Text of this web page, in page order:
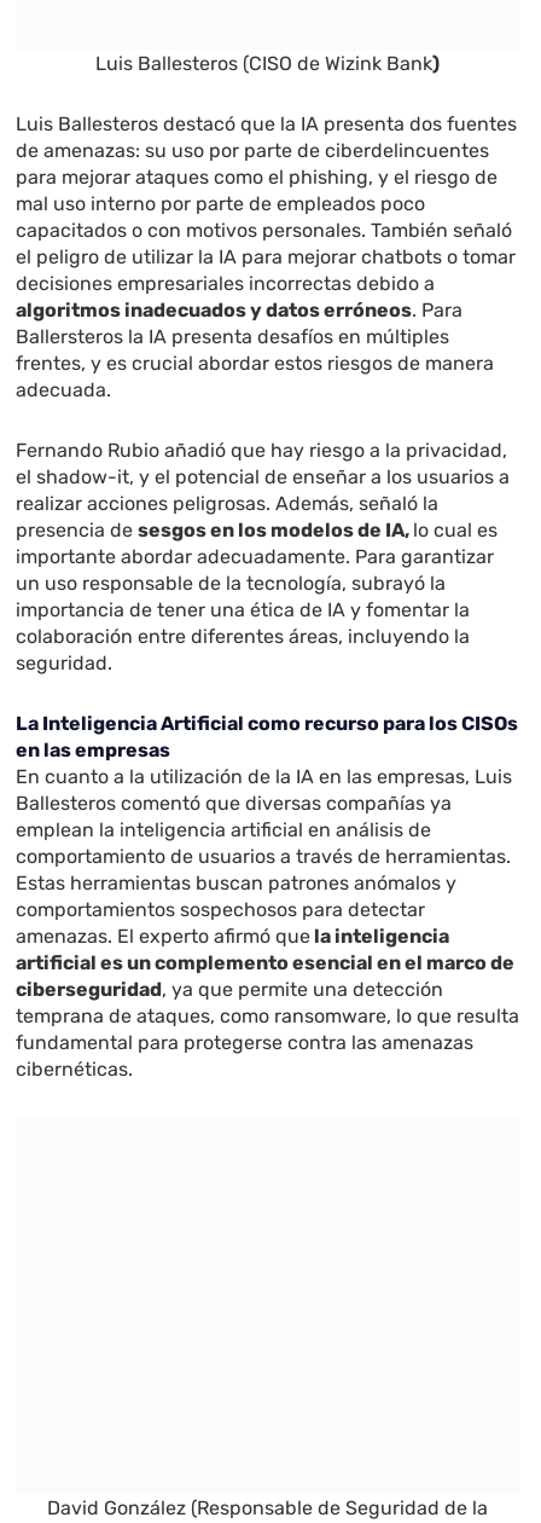
Luis Ballesteros (CISO de Wizink Bank)
Luis Ballesteros destacó que la IA presenta dos fuentes
de amenazas: su uso por parte de ciberdelincuentes
para mejorar ataques como el phishing, y el riesgo de
mal uso interno por parte de empleados poco
capacitados o con motivos personales. También señaló
el peligro de utilizar la IA para mejorar chatbots o tomar
decisiones empresariales incorrectas debido a
algoritmos inadecuados y datos erróneos. Para
Ballersteros la IA presenta desafíos en múltiples
frentes, y es crucial abordar estos riesgos de manera
adecuada.
Fernando Rubio añadió que hay riesgo a la privacidad,
el shadow-it, y el potencial de enseñar a los usuarios a
realizar acciones peligrosas. Además, señaló la
presencia desesgos en los modelos de IA, lo cual es
importante abordar adecuadamente. Para garantizar
un uso responsable de la tecnología, subrayó la
importancia de tener una ética de IA y fomentar la
colaboración entre diferentes áreas, incluyendo la
seguridad.
La Inteligencia Artificial como recurso para los CISOs
en las empresas
En cuanto a la utilización de la IA en las empresas, Luis
Ballesteros comentó que diversas compañías ya
emplean la inteligencia artificial en análisis de
comportamiento de usuarios a través de herramientas.
Estas herramientas buscan patrones anómalos y
comportamientos sospechosos para detectar
amenazas. El experto afirmó que la inteligencia
artificial es un complemento esencial en el marco de
ciberseguridad, ya que permite una detección
temprana de ataques, como ransomware, lo que resulta
fundamental para protegerse contra las amenazas
cibernéticas.
David González (Responsable de Seguridad de la